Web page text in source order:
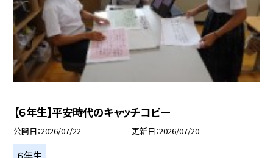
【６年生】平安時代のキャッチコピー
公開日 2026/07/22 更新日 2026/07/20
６年生